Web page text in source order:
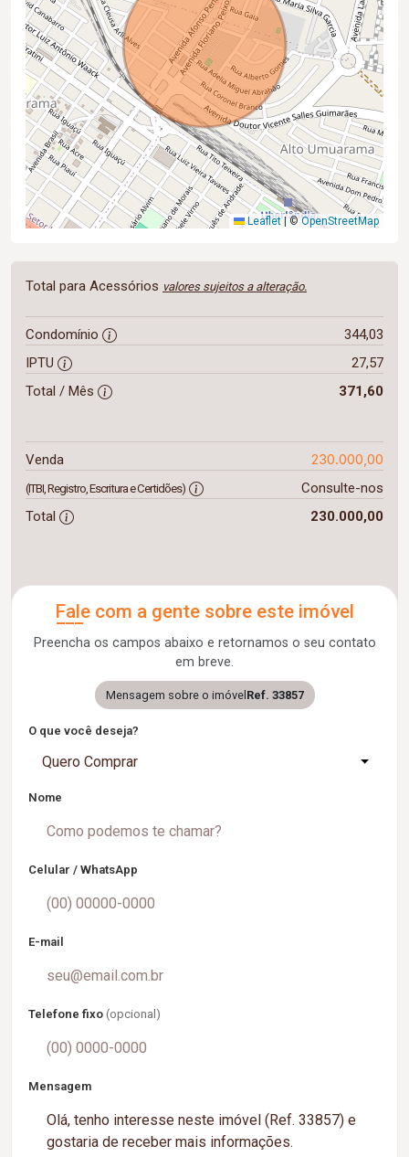
Leaflet |©OpenStreetMap
Total para Acessórios valores sujeitos a alteração.
Condomínio
344,03
IPTU
27,57
Total / Mês
371,60
Venda 230.000,00
(ITBI, Registro, Escritura e Certidões)
Consulte-nos
Total
230.000,00
Fale com a gente sobre este imóvel
Preencha os campos abaixo e retornamos o seu contato
em breve.
Mensagem sobre o imóvel Ref. 33857
O que você deseja?
Quero Comprar
Nome
Celular / WhatsApp
E-mail
Telefone fixo (opcional)
Mensagem